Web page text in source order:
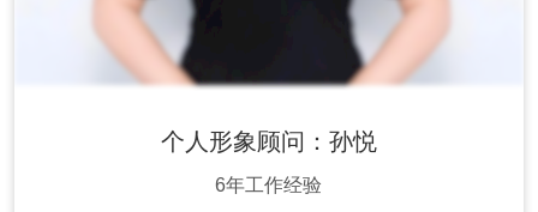
个人形象顾问：孙悦
6年工作经验